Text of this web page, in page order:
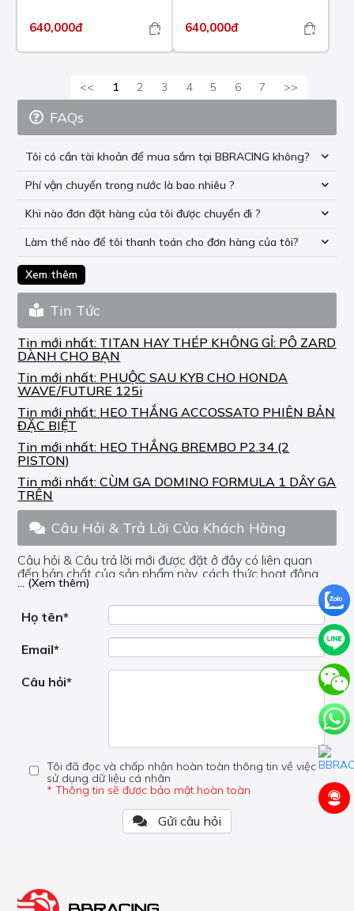
640,000đ 640,000đ
<< 1 2 3 4 5 6 7 >>
FAQs
Tôi có cần tài khoản để mua sắm tại BBRACING không?
Phí vận chuyển trong nước là bao nhiêu ?
Khi nào đơn đặt hàng của tôi được chuyển đi ?
Làm thế nào để tôi thanh toán cho đơn hàng của tôi?
Xem thêm
Tin Tức
Tin mới nhất: TITAN HAY THÉP KHÔNG GỈ: PÔ ZARD
DÀNH CHO BẠN
Tin mới nhất: PHUỘC SAU KYB CHO HONDA
WAVE/FUTURE 125i
Tin mới nhất: HEO THẮNG ACCOSSATO PHIÊN BẢN
ĐẶC BIỆT
Tin mới nhất: HEO THẮNG BREMBO P2.34 (2
PISTON)
Tin mới nhất:CÙM GA DOMINO FORMULA 1 DÂY GA
TRÊN
Câu Hỏi & Trả Lời Của Khách Hàng
Câu hỏi & Câu trả lời mới được đặt ở đây có liên quan
đến bản chất của sản phẩm này, cách thức hoạt động,
nơi hoạt động, liệu nó có hữu ích không, v.v.
Nếu bạn cần trợ giúp về phần khác, vui lòng không đặt
câu hỏi của bạn ở đây mà bên trong trang đó.
... (Xem thêm)
Họ tên*
Email*
Câu hỏi*
Tôi đã đọc và chấp nhận hoàn toàn thông tin về việc
sử dụng dữ liệu cá nhân
* Thông tin sẽ được bảo mật hoàn toàn
Gửi câu hỏi